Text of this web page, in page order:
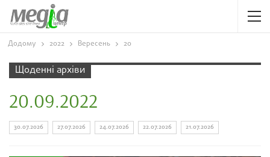
Додому 2022 Вересень 20
Щоденні архіви
20.09.2022
30.07.2026 27.07.2026 24.07.2026 22.07.2026 21.07.2026